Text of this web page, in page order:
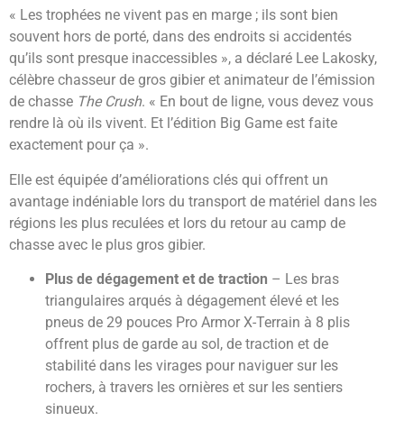
« Les trophées ne vivent pas en marge ; ils sont bien
souvent hors de porté, dans des endroits si accidentés
qu’ils sont presque inaccessibles », a déclaré Lee Lakosky,
célèbre chasseur de gros gibier et animateur de l’émission
de chasse The Crush. « En bout de ligne, vous devez vous
rendre là où ils vivent. Et l’édition Big Game est faite
exactement pour ça ».
Elle est équipée d’améliorations clés qui offrent un
avantage indéniable lors du transport de matériel dans les
régions les plus reculées et lors du retour au camp de
chasse avec le plus gros gibier.
Plus de dégagement et de traction – Les bras
triangulaires arqués à dégagement élevé et les
pneus de 29 pouces Pro Armor X-Terrain à 8 plis
offrent plus de garde au sol, de traction et de
stabilité dans les virages pour naviguer sur les
rochers, à travers les ornières et sur les sentiers
sinueux.